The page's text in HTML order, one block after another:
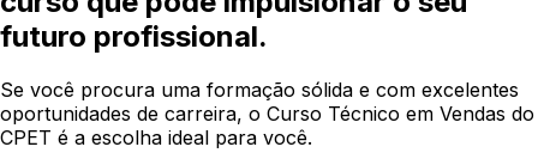
futuro profissional.
Se você procura uma formação sólida e com excelentes
oportunidades de carreira, o Curso Técnico em Vendas do
CPET é a escolha ideal para você.